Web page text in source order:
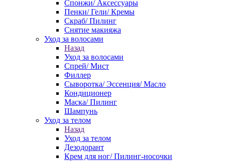
Спонжи/ Аксессуары
Пенки/ Гели/ Кремы
Скраб/ Пилинг
Снятие макияжа
Уход за волосами
Назад
Уход за волосами
Спрей/ Мист
Филлер
Сыворотка/ Эссенция/ Масло
Кондиционер
Маска/ Пилинг
Шампунь
Уход за телом
Назад
Уход за телом
Дезодорант
Крем для ног/ Пилинг-носочки